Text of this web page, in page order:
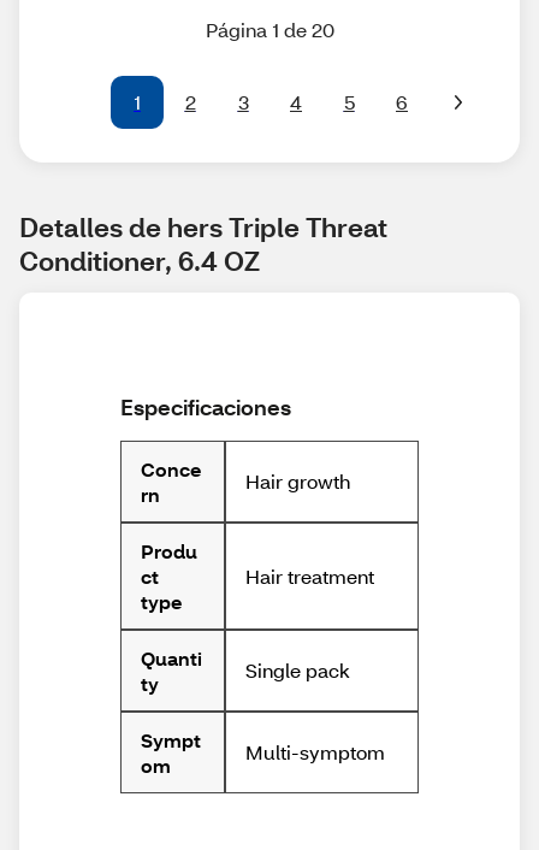
Página 1 de 20
1 2 3 4 5 6
Detalles de hers Triple Threat
Conditioner, 6.4 OZ
Especificaciones
Conce
rn
Hair growth
Produ
ct
type
Hair treatment
Quanti
ty
Single pack
Sympt
om
Multi-symptom